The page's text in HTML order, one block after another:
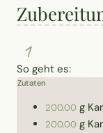
1
So geht es:
Zutaten
200.00 g
200.00 g